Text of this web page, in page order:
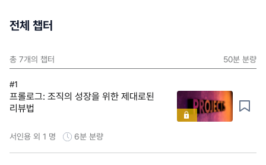
전체 챕터
총 7개의 챕터 50분 분량
#1
프롤로그: 조직의 성장을 위한 제대로된
리뷰법
서인용 외 1 명 6분 분량